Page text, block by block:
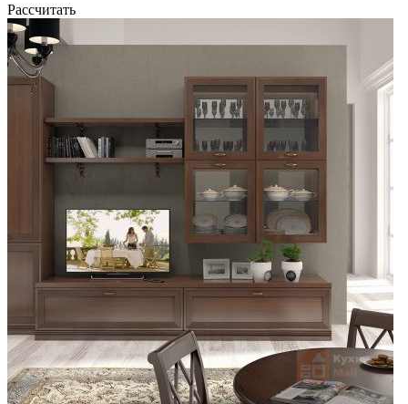
Рассчитать